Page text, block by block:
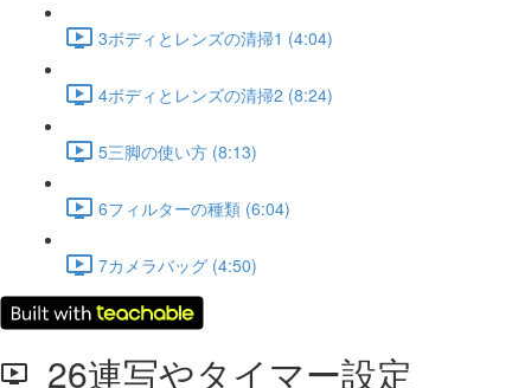
3ボディとレンズの清掃1 (4:04)
4ボディとレンズの清掃2 (8:24)
5三脚の使い方 (8:13)
6フィルターの種類 (6:04)
7カメラバッグ (4:50)
26連写やタイマー設定